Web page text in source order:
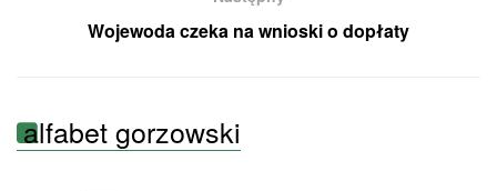
Wojewoda czeka na wnioski o dopłaty
alfabet gorzowski